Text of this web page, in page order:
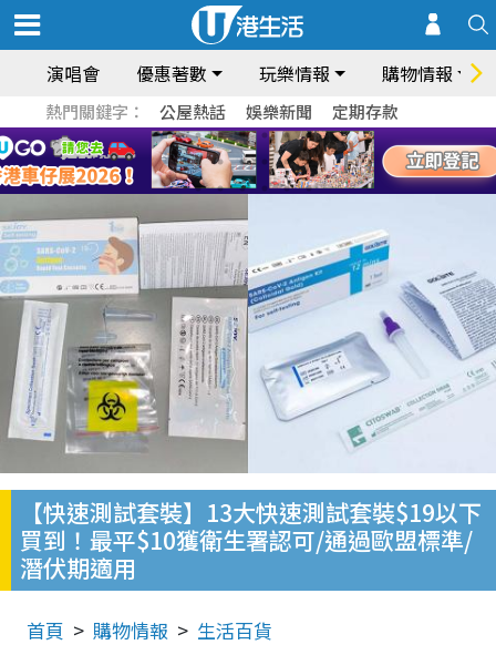
演唱會 優惠著數 玩樂情報 購物情報
熱門關鍵字： 公屋熱話 娛樂新聞 定期存款
【快速測試套裝】13大快速測試套裝$19以下
買到！最平$10獲衛生署認可/通過歐盟標準/
潛伏期適用
首頁 購物情報 生活百貨